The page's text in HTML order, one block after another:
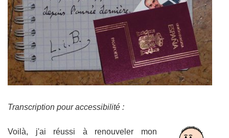
Transcription pour accessibilité :
Voilà, j'ai réussi à renouveler mon